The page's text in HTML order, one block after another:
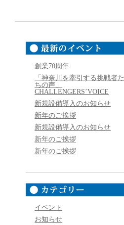
創業70周年
「神奈川を牽引する挑戦者た
ちの声」
CHALLENGERS’VOICE
新規設備導入のお知らせ
新年のご挨拶
新規設備導入のお知らせ
新年のご挨拶
新年のご挨拶
イベント
お知らせ